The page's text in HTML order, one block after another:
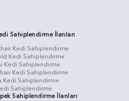
Sahiplendirme İlanları
Kedi Sahiplendirme
Kedi Sahiplendirme
Kedi Sahiplendirme
Kedi Sahiplendirme
Kedi Sahiplendirme
Sahiplendirme
Sahiplendirme İlanları